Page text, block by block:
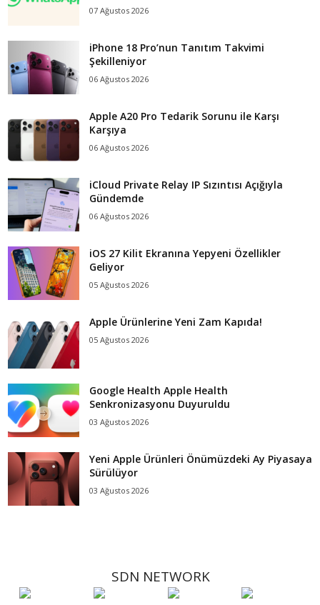
07 Ağustos 2026
iPhone 18 Pro’nun Tanıtım Takvimi
Şekilleniyor
06 Ağustos 2026
Apple A20 Pro Tedarik Sorunu ile Karşı
Karşıya
06 Ağustos 2026
iCloud Private Relay IP Sızıntısı Açığıyla
Gündemde
06 Ağustos 2026
iOS 27 Kilit Ekranına Yepyeni Özellikler
Geliyor
05 Ağustos 2026
Apple Ürünlerine Yeni Zam Kapıda!
05 Ağustos 2026
Google Health Apple Health
Senkronizasyonu Duyuruldu
03 Ağustos 2026
Yeni Apple Ürünleri Önümüzdeki Ay Piyasaya
Sürülüyor
03 Ağustos 2026
SDN NETWORK